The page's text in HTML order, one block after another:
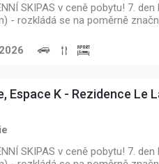
SKIPAS v ceně pobytu! 7.
- rozkládá se na poměrně
Espace K - Rezidence Le
SKIPAS v ceně pobytu! 7.